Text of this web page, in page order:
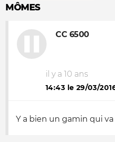
MÔMES
CC 6500
il y a 10 ans
14:43 le 29/03/
Y a bien un gamin qui